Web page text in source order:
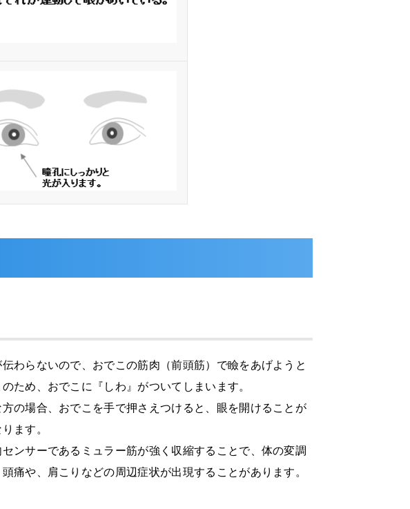
わらないので、おでこの筋肉（前頭筋）で瞼をあげようと
のため、おでこに『しわ』がついてしまいます。
方の場合、おでこを手で押さえつけると、眼を開けることが
ます。
センサーであるミュラー筋が強く収縮することで、体の変調
痛や、肩こりなどの周辺症状が出現することがあります。